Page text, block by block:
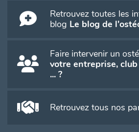
Retrouvez toutes les
blog Le blog de
Faire intervenir un
votre entreprise,
... ?
Retrouvez tous nos